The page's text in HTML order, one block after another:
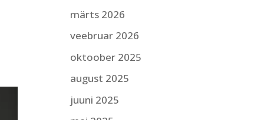
märts 2026
veebruar 2026
oktoober 2025
august 2025
juuni 2025